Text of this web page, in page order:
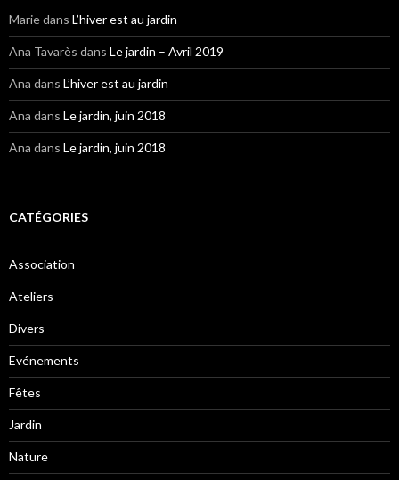
Mariedans L’hiver est au jardin
Ana Tavarès dans Le jardin – Avril 2019
Ana dans L’hiver est au jardin
Ana dans Le jardin, juin 2018
Ana dans Le jardin, juin 2018
CATÉGORIES
Association
Ateliers
Divers
Evénements
Fêtes
Jardin
Nature